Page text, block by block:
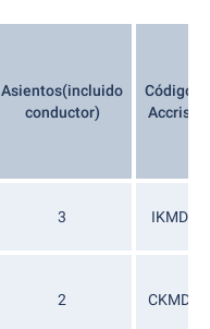
Asientos(incluido
conductor)
Código
Accris
3 IKMD
2 CKMD